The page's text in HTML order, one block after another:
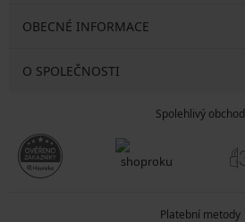
OBECNÉ INFORMACE
O SPOLEČNOSTI
Spolehlivý obchod
Platební metody